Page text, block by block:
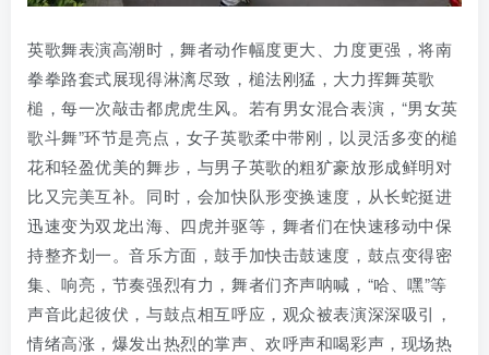
英歌舞表演高潮时，舞者动作幅度更大、力度更强，将南
拳拳路套式展现得淋漓尽致，槌法刚猛，大力挥舞英歌
槌，每一次敲击都虎虎生风。若有男女混合表演，“男女英
歌斗舞”环节是亮点，女子英歌柔中带刚，以灵活多变的槌
花和轻盈优美的舞步，与男子英歌的粗犷豪放形成鲜明对
比又完美互补。同时，会加快队形变换速度，从长蛇挺进
迅速变为双龙出海、四虎并驱等，舞者们在快速移动中保
持整齐划一。音乐方面，鼓手加快击鼓速度，鼓点变得密
集、响亮，节奏强烈有力，舞者们齐声呐喊，“哈、嘿”等
声音此起彼伏，与鼓点相互呼应，观众被表演深深吸引，
情绪高涨，爆发出热烈的掌声、欢呼声和喝彩声，现场热